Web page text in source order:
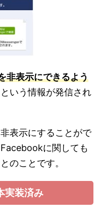
非表示にできるよう
いう情報が発信され
表示にすることがで
に関しても
のことです。
実装済み